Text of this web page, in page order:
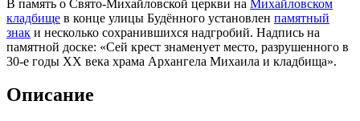
В память о Свято-Михайловской церкви на Михайловском
кладбище в конце улицы Будённого установлен памятный
знак и несколько сохранившихся надгробий. Надпись на
памятной доске: «Сей крест знаменует место, разрушенного в
30-е годы XX века храма Архангела Михаила и кладбища».
Описание